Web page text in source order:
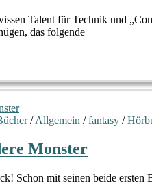
Talent für Technik und
das folgende
/Allgemein /fantasy /
Monster
Schon mit seinen beide